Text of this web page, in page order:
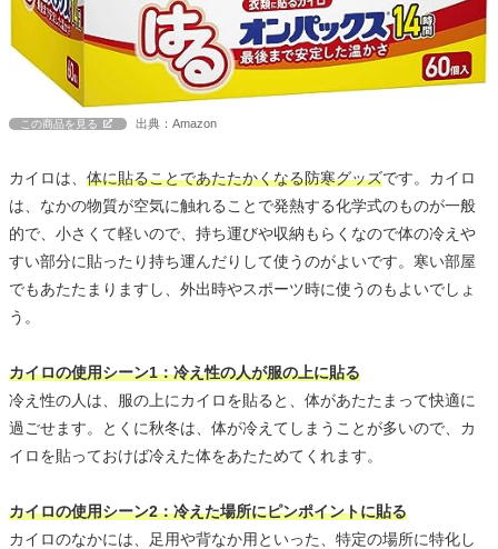
この商品を見る 出典：Amazon
カイロは、 体に貼ることであたたかくなる防寒グッズです。カイロ
は、なかの物質が空気に触れることで発熱する化学式のものが一般
的で、小さくて軽いので、持ち運びや収納もらくなので体の冷えや
すい部分に貼ったり持ち運んだりして使うのがよいです。寒い部屋
でもあたたまりますし、外出時やスポーツ時に使うのもよいでしょ
う。
カイロの使用シーン1：冷え性の人が服の上に貼る
冷え性の人は、服の上にカイロを貼ると、体があたたまって快適に
過ごせます。とくに秋冬は、体が冷えてしまうことが多いので、カ
イロを貼っておけば冷えた体をあたためてくれます。
カイロの使用シーン2：冷えた場所にピンポイントに貼る
カイロのなかには、足用や背なか用といった、特定の場所に特化し